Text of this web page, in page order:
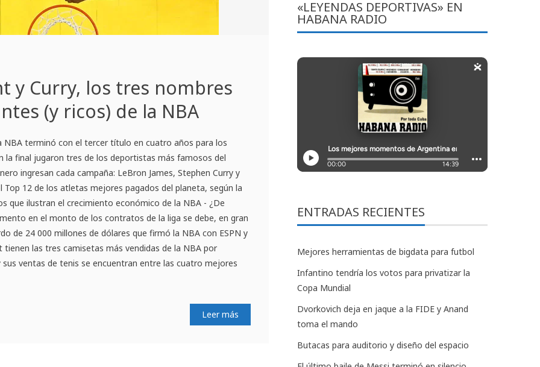
y Curry, los tres nombres
(y ricos) de la NBA
NBA terminó con el tercer título en cuatro años para los
la final jugaron tres de los deportistas más famosos del
ingresan cada campaña: LeBron James, Stephen Curry y
Top 12 de los atletas mejores pagados del planeta, según la
que ilustran el crecimiento económico de la NBA - ¿De
en el monto de los contratos de la liga se debe, en gran
de 24 000 millones de dólares que firmó la NBA con ESPN y
tienen las tres camisetas más vendidas de la NBA por
ventas de tenis se encuentran entre las cuatro mejores
Leer más
«LEYENDAS DEPORTIVAS» EN
HABANA RADIO
ENTRADAS RECIENTES
Mejores herramientas de bigdata para futbol
Infantino tendría los votos para privatizar la
Copa Mundial
Dvorkovich deja en jaque a la FIDE y Anand
toma el mando
Butacas para auditorio y diseño del espacio